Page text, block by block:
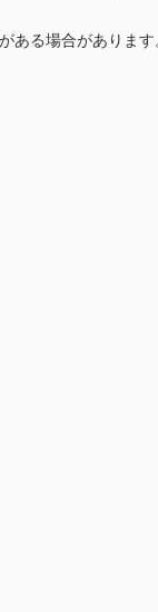
ある場合があります